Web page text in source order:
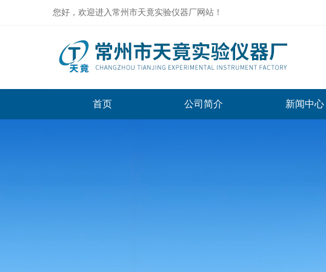
您好，欢迎进入常州市天竟实验仪器厂网站！
首页 公司简介 新闻中心